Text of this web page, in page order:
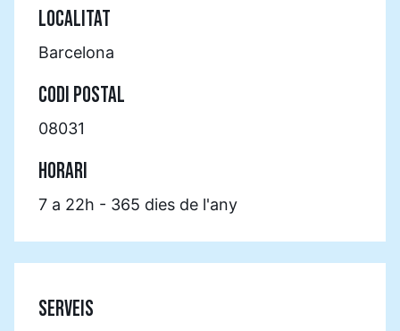
LOCALITAT
Barcelona
CODI POSTAL
08031
HORARI
7 a 22h - 365 dies de l'any
SERVEIS